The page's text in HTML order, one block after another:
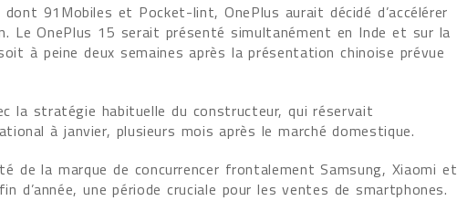
91Mobiles et Pocket-lint, OnePlus aurait décidé d’accélérer
Le OnePlus 15 serait présenté simultanément en Inde et sur la
à peine deux semaines après la présentation chinoise prévue
la stratégie habituelle du constructeur, qui réservait
à janvier, plusieurs mois après le marché domestique.
de la marque de concurrencer frontalement Samsung, Xiaomi et
d’année, une période cruciale pour les ventes de smartphones.